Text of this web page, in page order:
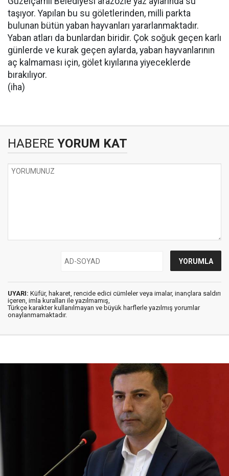
taşıyor. Yapılan bu su göletlerinden, milli parkta
bulunan bütün yaban hayvanları yararlanmaktadır.
Yaban atları da bunlardan biridir. Çok soğuk geçen karlı
günlerde ve kurak geçen aylarda, yaban hayvanlarının
aç kalmaması için, gölet kıyılarına yiyeceklerde
bırakılıyor.
(iha)
HABERE YORUM KAT
UYARI: Küfür, hakaret, rencide edici cümleler veya imalar, inançlara saldırı
içeren, imla kuralları ile yazılmamış,
Türkçe karakter kullanılmayan ve büyük harflerle yazılmış yorumlar
onaylanmamaktadır.